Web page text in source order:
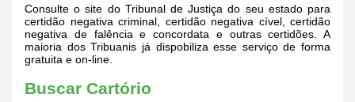
Consulte o site do Tribunal de Justiça do seu estado para
certidão negativa criminal, certidão negativa cível, certidão
negativa de falência e concordata e outras certidões. A
maioria dos Tribuanis já dispobiliza esse serviço de forma
gratuita e on-line.
Buscar Cartório